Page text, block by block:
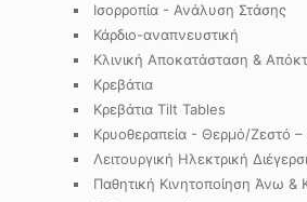
Ισορροπία - Ανάλυση Στάσης
Κάρδιο-αναπνευστική
Κλινική Αποκατάσταση &
Κρεβάτια
Κρεβάτια Tilt Tables
Κρυοθεραπεία - Θερμό/Ζεστό –
Λειτουργική Ηλεκτρική
Παθητική Κινητοποίηση Άνω